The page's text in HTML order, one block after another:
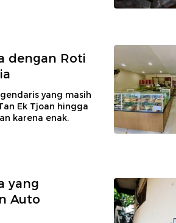
dengan Roti
yang masih
Ek Tjoan hingga
karena enak.
yang
Auto